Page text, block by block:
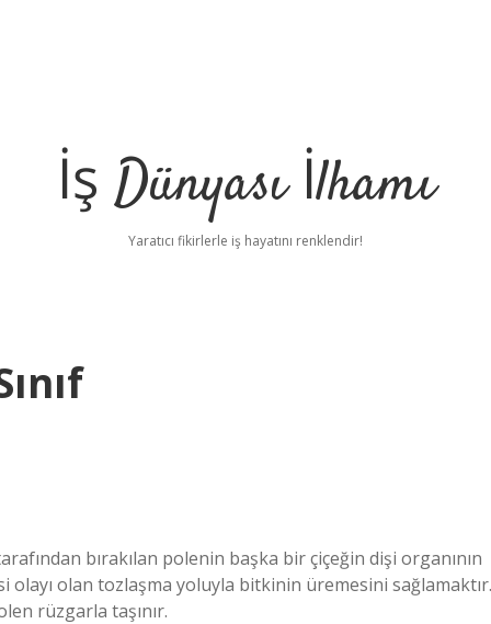
İş Dünyası İlhamı
Yaratıcı fikirlerle iş hayatını renklendir!
bırakılan polenin başka bir çiçeğin dişi organının
olayı olan tozlaşma yoluyla bitkinin üremesini sağlamaktır.
rüzgarla taşınır.